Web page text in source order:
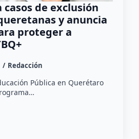
casos de exclusión
y anuncia
proteger a
Redacción
Pública en Querétaro